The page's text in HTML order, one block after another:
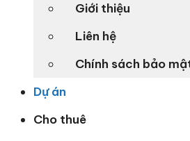
Giới thiệu
Liên hệ
Chính sách bảo
Dự án
Cho thuê